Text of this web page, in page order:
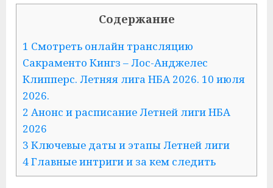
Содержание
1 Смотреть онлайн трансляцию
Сакраменто Кингз – Лос-Анджелес
Клипперс. Летняя лига НБА 2026. 10 июля
2026.
2 Анонс и расписание Летней лиги НБА
2026
3 Ключевые даты и этапы Летней лиги
4 Главные интриги и за кем следить